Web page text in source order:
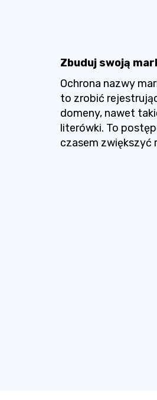
Zbuduj swoją
Ochrona nazwy
to zrobić
domeny, nawet
literówki. To
czasem zwiększyć